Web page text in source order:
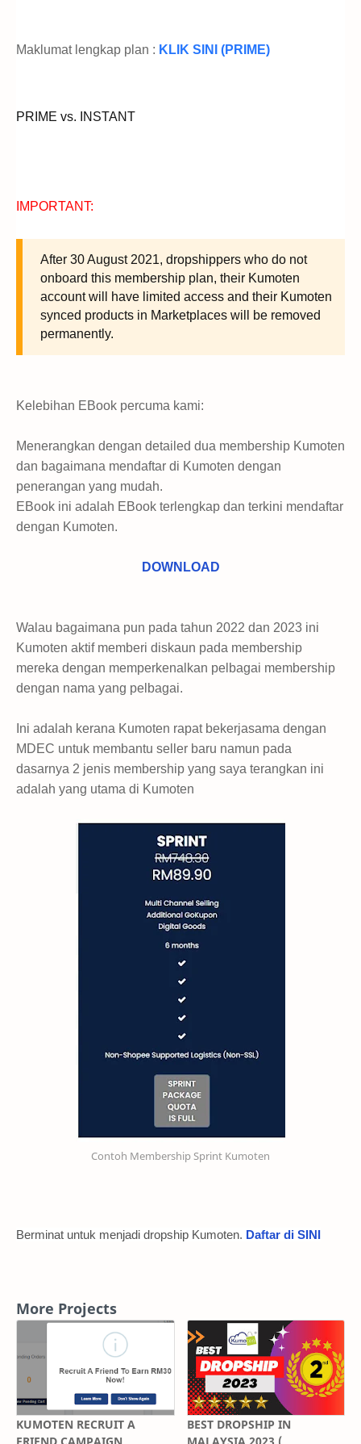
Maklumat lengkap plan : KLIK SINI (PRIME)
PRIME vs. INSTANT
IMPORTANT:
After 30 August 2021, dropshippers who do not
onboard this membership plan, their Kumoten
account will have limited access and their Kumoten
synced products in Marketplaces will be removed
permanently.
Kelebihan EBook percuma kami:
Menerangkan dengan detailed dua membership Kumoten
dan bagaimana mendaftar di Kumoten dengan
penerangan yang mudah.
EBook ini adalah EBook terlengkap dan terkini mendaftar
dengan Kumoten.
DOWNLOAD
Walau bagaimana pun pada tahun 2022 dan 2023 ini
Kumoten aktif memberi diskaun pada membership
mereka dengan memperkenalkan pelbagai membership
dengan nama yang pelbagai.
Ini adalah kerana Kumoten rapat bekerjasama dengan
MDEC untuk membantu seller baru namun pada
dasarnya 2 jenis membership yang saya terangkan ini
adalah yang utama di Kumoten
Contoh Membership Sprint Kumoten
Berminat untuk menjadi dropship Kumoten. Daftar di SINI
More Projects
KUMOTEN RECRUIT A
FRIEND CAMPAIGN
BEST DROPSHIP IN
MALAYSIA 2023 (